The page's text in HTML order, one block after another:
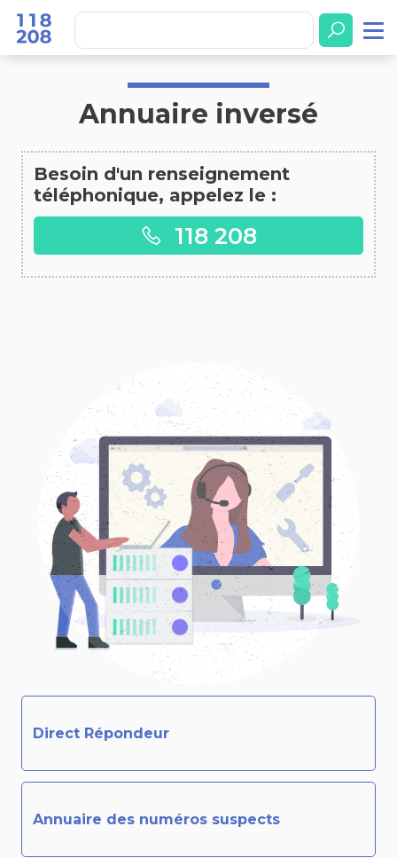
Accueil
Annuaire inversé
Besoin d'un renseignement
téléphonique, appelez le :
118 208
Direct Répondeur
Annuaire des numéros suspects